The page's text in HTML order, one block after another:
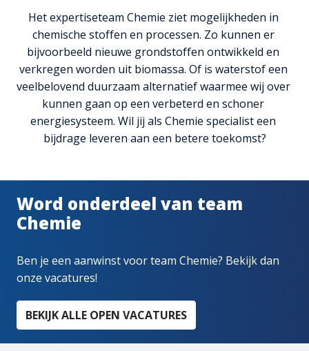
Het expertiseteam Chemie ziet mogelijkheden in
chemische stoffen en processen. Zo kunnen er
bijvoorbeeld nieuwe grondstoffen ontwikkeld en
verkregen worden uit biomassa. Of is waterstof een
veelbelovend duurzaam alternatief waarmee wij over
kunnen gaan op een verbeterd en schoner
energiesysteem. Wil jij als Chemie specialist een
bijdrage leveren aan een betere toekomst?
Word onderdeel van team
Chemie
Ben je een aanwinst voor team Chemie? Bekijk dan
onze vacatures!
BEKIJK ALLE OPEN VACATURES